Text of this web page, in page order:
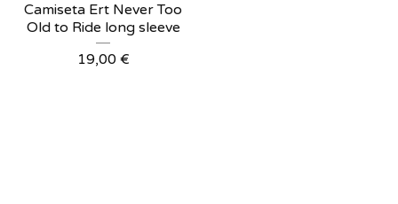
Camiseta Ert Never Too
Old to Ride long sleeve
19,00 €